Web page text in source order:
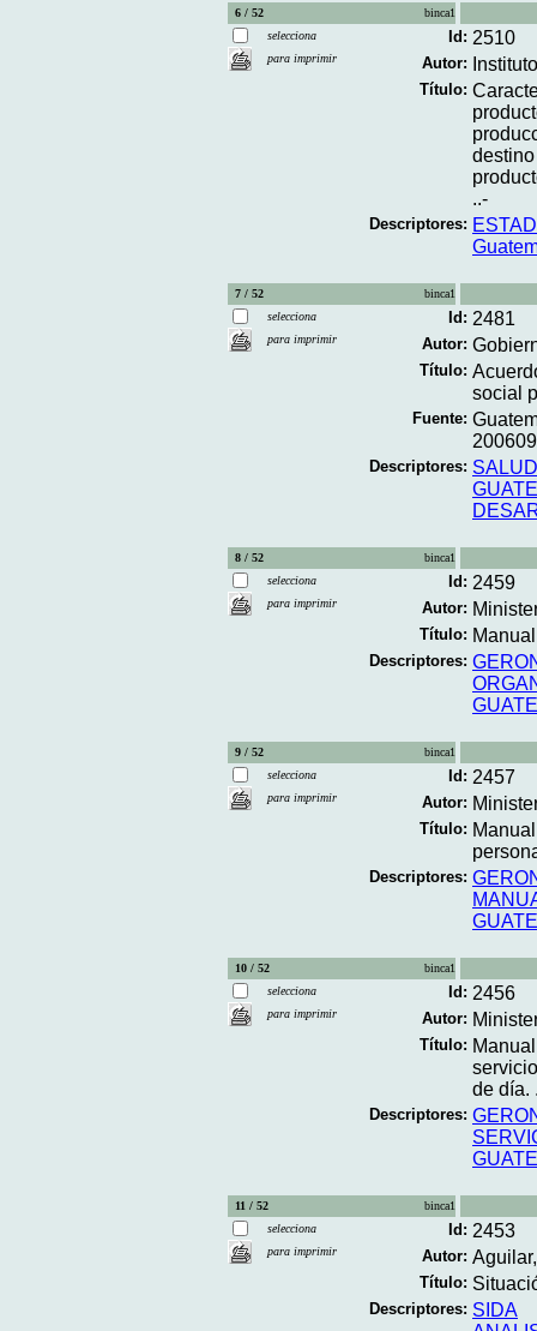
6 / 52
binca1
selecciona
para imprimir
Id: 2510
Autor:
Título:
..-
Descriptores:
7 / 52
binca1
selecciona
para imprimir
Id: 2481
Autor:
Título:
social
Fuente:
Descriptores: SALUD
8 / 52
binca1
selecciona
para imprimir
Id: 2459
Autor:
Título:
Descriptores:
9 / 52
binca1
selecciona
para imprimir
Id: 2457
Autor:
Título:
Descriptores:
10 / 52
binca1
selecciona
para imprimir
Id: 2456
Autor:
Título:
de día.
Descriptores:
11 / 52
binca1
selecciona
para imprimir
Id: 2453
Autor:
Título:
Descriptores: SIDA